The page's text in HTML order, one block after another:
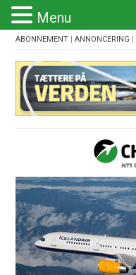
ABONNEMENT |ANNONCERING |
Menu